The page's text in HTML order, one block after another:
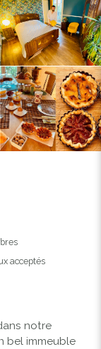
acceptés
notre
bel immeuble